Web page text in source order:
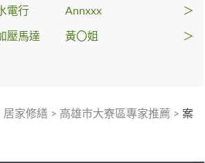
電行 Annxxx ＞
壓馬達 黃〇姐 ＞
居家修繕 > 高雄市大寮區專家推薦 > 案